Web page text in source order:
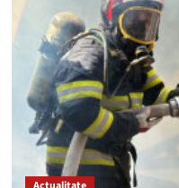
primărie:
Transportul
public
trece
oficial
la
Goldterm
Mangalia,
mai
multe